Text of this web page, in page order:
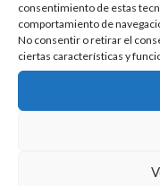
consentimiento de estas
comportamiento de
No consentir o retirar el
ciertas características y
La principal
posibilidad de
Max y Chloe en la
aporta cierto